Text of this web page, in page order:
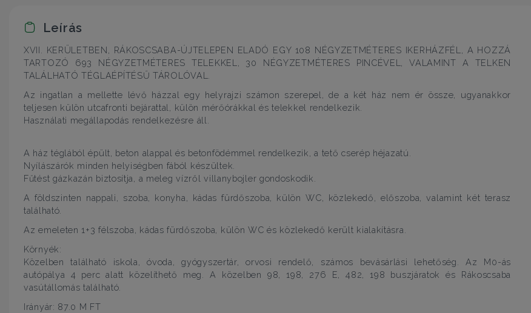
Leírás
XVII. KERÜLETBEN, RÁKOSCSABA-ÚJTELEPEN ELADÓ EGY 108 NÉGYZETMÉTERES IKERHÁZFÉL, A HOZZÁ
TARTOZÓ 693 NÉGYZETMÉTERES TELEKKEL, 30 NÉGYZETMÉTERES PINCÉVEL, VALAMINT A TELKEN
TALÁLHATÓ TÉGLAÉPÍTÉSŰ TÁROLÓVAL.
Az ingatlan a mellette lévő házzal egy helyrajzi számon szerepel, de a két ház nem ér össze, ugyanakkor
teljesen külön utcafronti bejárattal, külön mérőórákkal és telekkel rendelkezik.
Használati megállapodás rendelkezésre áll.
A ház téglából épült, beton alappal és betonfödémmel rendelkezik, a tető cserép héjazatú.
Nyílászárók minden helyiségben fából készültek.
Fűtést gázkazán biztosítja, a meleg vízről villanybojler gondoskodik.
A földszinten nappali, szoba, konyha, kádas fürdőszoba, külön WC, közlekedő, előszoba, valamint két terasz
található.
Az emeleten 1+3 félszoba, kádas fürdőszoba, külön WC és közlekedő került kialakításra.
Környék:
Közelben található iskola, óvoda, gyógyszertár, orvosi rendelő, számos bevásárlási lehetőség. Az M0-ás
autópálya 4 perc alatt közelíthető meg. A közelben 98, 198, 276 E, 482, 198 buszjáratok és Rákoscsaba
vasútállomás található.
Irányár: 87.0 M FT